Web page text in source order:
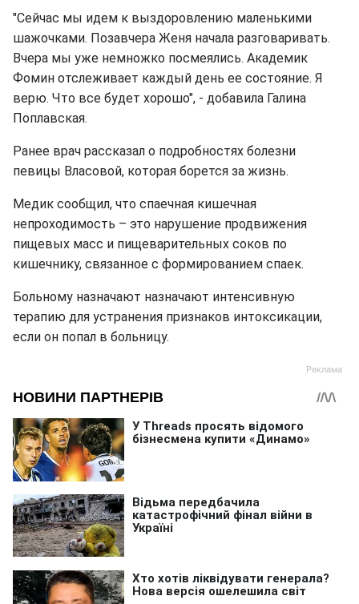
"Сейчас мы идем к выздоровлению маленькими
шажочками. Позавчера Женя начала разговаривать.
Вчера мы уже немножко посмеялись. Академик
Фомин отслеживает каждый день ее состояние. Я
верю. Что все будет хорошо", - добавила Галина
Поплавская.
Ранее врач рассказал о подробностях болезни
певицы Власовой, которая борется за жизнь.
Медик сообщил, что спаечная кишечная
непроходимость – это нарушение продвижения
пищевых масс и пищеварительных соков по
кишечнику, связанное с формированием спаек.
Больному назначают назначают интенсивную
терапию для устранения признаков интоксикации,
если он попал в больницу.